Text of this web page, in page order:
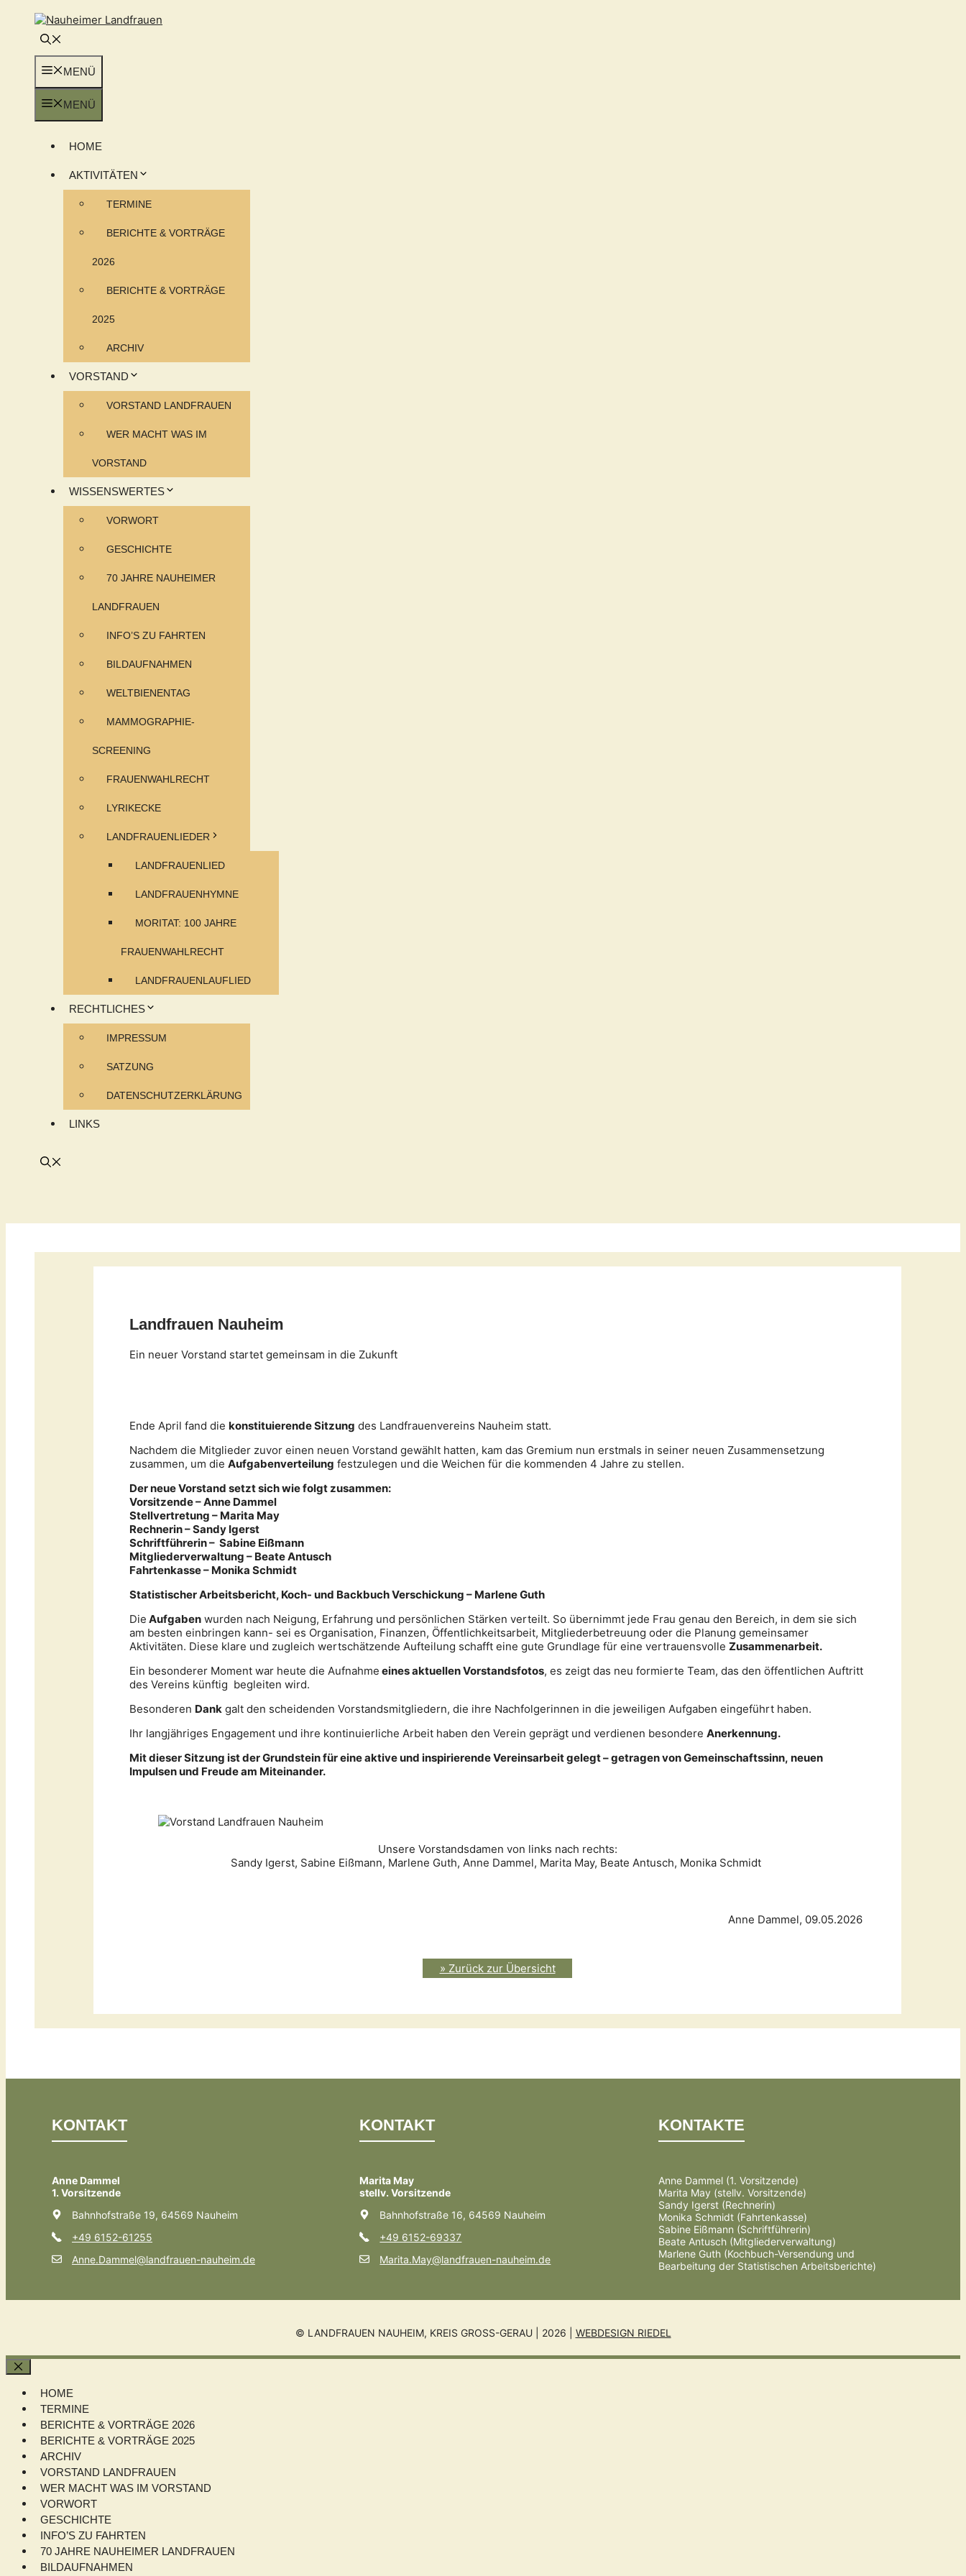
springen
MENÜ
MENÜ
HOME
AKTIVITÄTEN
TERMINE
BERICHTE & VORTRÄGE
2026
BERICHTE & VORTRÄGE
2025
ARCHIV
VORSTAND
VORSTAND LANDFRAUEN
WER MACHT WAS IM
VORSTAND
WISSENSWERTES
VORWORT
GESCHICHTE
70 JAHRE NAUHEIMER
LANDFRAUEN
INFO’S ZU FAHRTEN
BILDAUFNAHMEN
WELTBIENENTAG
MAMMOGRAPHIE-
SCREENING
FRAUENWAHLRECHT
LYRIKECKE
LANDFRAUENLIEDER
LANDFRAUENLIED
LANDFRAUENHYMNE
MORITAT: 100 JAHRE
FRAUENWAHLRECHT
LANDFRAUENLAUFLIED
RECHTLICHES
IMPRESSUM
SATZUNG
DATENSCHUTZERKLÄRUNG
LINKS
Landfrauen Nauheim
Ein neuer Vorstand startet gemeinsam in die Zukunft
Ende April fand die konstituierende Sitzung des Landfrauenvereins Nauheim statt.
Nachdem die Mitglieder zuvor einen neuen Vorstand gewählt hatten, kam das Gremium nun erstmals in seiner neuen Zusammensetzung
zusammen, um die Aufgabenverteilung festzulegen und die Weichen für die kommenden 4 Jahre zu stellen.
Der neue Vorstand setzt sich wie folgt zusammen:
Vorsitzende – Anne Dammel
Stellvertretung – Marita May
Rechnerin – Sandy Igerst
Schriftführerin – Sabine Eißmann
Mitgliederverwaltung – Beate Antusch
Fahrtenkasse – Monika Schmidt
Statistischer Arbeitsbericht, Koch- und Backbuch Verschickung – Marlene Guth
Die Aufgaben wurden nach Neigung, Erfahrung und persönlichen Stärken verteilt. So übernimmt jede Frau genau den Bereich, in dem sie sich
am besten einbringen kann- sei es Organisation, Finanzen, Öffentlichkeitsarbeit, Mitgliederbetreuung oder die Planung gemeinsamer
Aktivitäten. Diese klare und zugleich wertschätzende Aufteilung schafft eine gute Grundlage für eine vertrauensvolle Zusammenarbeit.
Ein besonderer Moment war heute die Aufnahme eines aktuellen Vorstandsfotos, es zeigt das neu formierte Team, das den öffentlichen Auftritt
des Vereins künftig begleiten wird.
Besonderen Dank galt den scheidenden Vorstandsmitgliedern, die ihre Nachfolgerinnen in die jeweiligen Aufgaben eingeführt haben.
Ihr langjähriges Engagement und ihre kontinuierliche Arbeit haben den Verein geprägt und verdienen besondere Anerkennung.
Mit dieser Sitzung ist der Grundstein für eine aktive und inspirierende Vereinsarbeit gelegt – getragen von Gemeinschaftssinn, neuen
Impulsen und Freude am Miteinander.
Unsere Vorstandsdamen von links nach rechts:
Sandy Igerst, Sabine Eißmann, Marlene Guth, Anne Dammel, Marita May, Beate Antusch, Monika Schmidt
Anne Dammel, 09.05.2026
» Zurück zur Übersicht
KONTAKT
Anne Dammel
1. Vorsitzende
Bahnhofstraße 19, 64569 Nauheim
+49 6152-61255
Anne.Dammel@landfrauen-nauheim.de
KONTAKT
Marita May
stellv. Vorsitzende
Bahnhofstraße 16, 64569 Nauheim
+49 6152-69337
Marita.May@landfrauen-nauheim.de
KONTAKTE
Anne Dammel (1. Vorsitzende)
Marita May (stellv. Vorsitzende)
Sandy Igerst (Rechnerin)
Monika Schmidt (Fahrtenkasse)
Sabine Eißmann (Schriftführerin)
Beate Antusch (Mitgliederverwaltung)
Marlene Guth (Kochbuch-Versendung und
Bearbeitung der Statistischen Arbeitsberichte)
© LANDFRAUEN NAUHEIM, KREIS GROSS-GERAU | 2026 | WEBDESIGN RIEDEL
Schließen
HOME
TERMINE
BERICHTE & VORTRÄGE 2026
BERICHTE & VORTRÄGE 2025
ARCHIV
VORSTAND LANDFRAUEN
WER MACHT WAS IM VORSTAND
VORWORT
GESCHICHTE
INFO’S ZU FAHRTEN
70 JAHRE NAUHEIMER LANDFRAUEN
BILDAUFNAHMEN